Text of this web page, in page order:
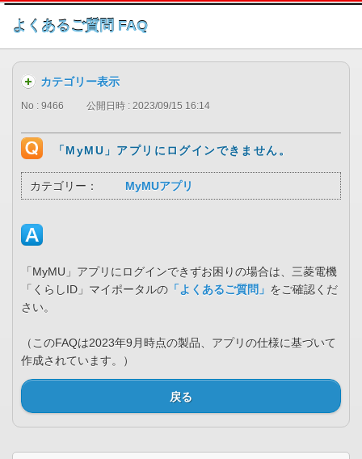
このページの本文へ
よくあるご質問 FAQ
カテゴリー表示
No : 9466 公開日時 : 2023/09/15 16:14
「MyMU」アプリにログインできません。
カテゴリー： MyMUアプリ
「MyMU」アプリにログインできずお困りの場合は、三菱電機
「くらしID」マイポータルの 「よくあるご質問」 をご確認くだ
さい。
（このFAQは2023年9月時点の製品、アプリの仕様に基づいて
作成されています。）
戻る